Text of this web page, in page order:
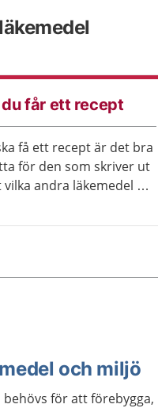
du får ett recept
få ett recept är det bra
för den som skriver ut
andra läkemedel du
och miljö
behövs för att förebygga,